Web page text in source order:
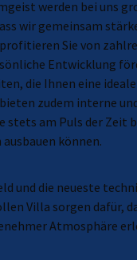
werden bei uns
wir gemeinsam
Sie von
Entwicklung
die Ihnen eine
zudem interne
stets am Puls der Zeit
können.
und die neueste
Villa sorgen dafür,
Atmosphäre